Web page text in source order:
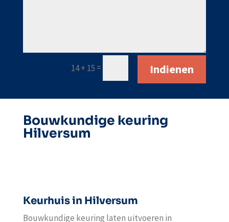
14 + 15 = Indienen
Bouwkundige keuring
Hilversum
Keurhuis in Hilversum
Bouwkundige keuring laten uitvoeren in